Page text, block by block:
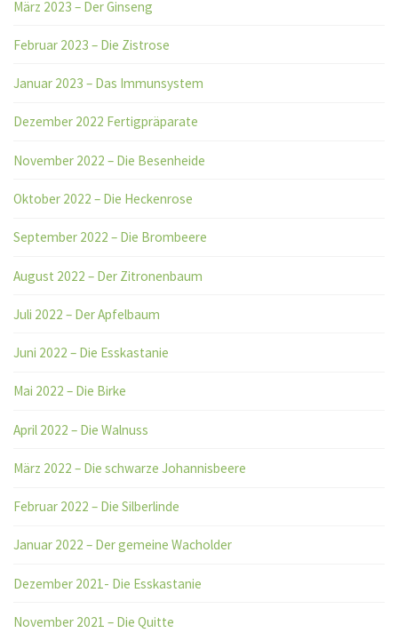
März 2023 – Der Ginseng
Februar 2023 – Die Zistrose
Januar 2023 – Das Immunsystem
Dezember 2022 Fertigpräparate
November 2022 – Die Besenheide
Oktober 2022 – Die Heckenrose
September 2022 – Die Brombeere
August 2022 – Der Zitronenbaum
Juli 2022 – Der Apfelbaum
Juni 2022 – Die Esskastanie
Mai 2022 – Die Birke
April 2022 – Die Walnuss
März 2022 – Die schwarze Johannisbeere
Februar 2022 – Die Silberlinde
Januar 2022 – Der gemeine Wacholder
Dezember 2021- Die Esskastanie
November 2021 – Die Quitte